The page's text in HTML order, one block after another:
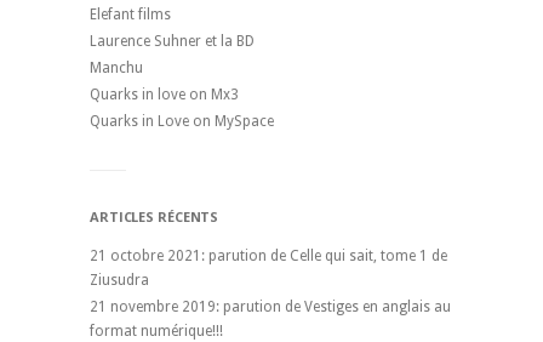
Elefant films
Laurence Suhner et la BD
Manchu
Quarks in love on Mx3
Quarks in Love on MySpace
ARTICLES RÉCENTS
21 octobre 2021: parution de Celle qui sait, tome 1 de
Ziusudra
21 novembre 2019: parution de Vestiges en anglais au
format numérique!!!